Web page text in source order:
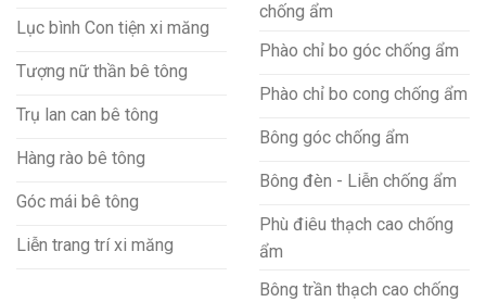
Lục bình Con tiện xi măng
Tượng nữ thần bê tông
Trụ lan can bê tông
Hàng rào bê tông
Góc mái bê tông
Liễn trang trí xi măng
chống ẩm
Phào chỉ bo góc chống ẩm
Phào chỉ bo cong chống ẩm
Bông góc chống ẩm
Bông đèn - Liễn chống ẩm
Phù điêu thạch cao chống
ẩm
Bông trần thạch cao chống